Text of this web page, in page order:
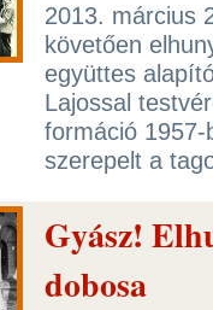
2013. március
követően
együttes
Lajossal
formáció
szerepelt a
Gyász!
dobosa